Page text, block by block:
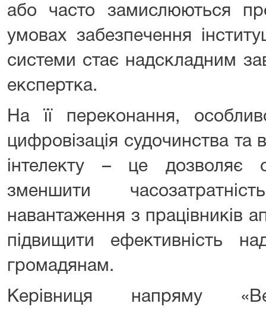
або часто замислюються
умовах забезпечення
системи стає надскладним
експертка.
На її переконання,
цифровізація судочинства
інтелекту – це дозволяє
зменшити
навантаження з працівників
підвищити ефективність
громадянам.
Керівниця напряму